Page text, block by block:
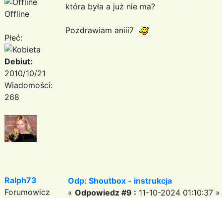
Offline
Płeć:
Debiut:
2010/10/21
Wiadomości:
268
która była a już nie ma?
Pozdrawiam aniii7
Ralph73
Forumowicz
Odp: Shoutbox - instrukcja
« Odpowiedz #9 : 11-10-2024 01:10:37 »